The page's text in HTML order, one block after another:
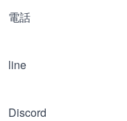
電話
line
Discord